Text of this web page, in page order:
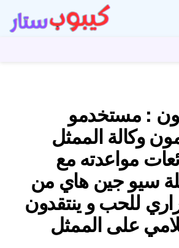
: مستخدمو
وكالة الممثل
مواعدته مع
سيو جين هاي من
للحب و ينتقدون
على الممثل